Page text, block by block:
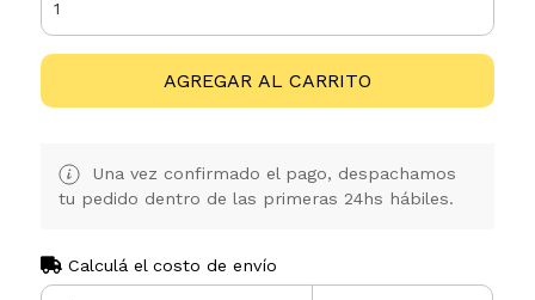
AGREGAR AL CARRITO
Una vez confirmado el pago, despachamos
tu pedido dentro de las primeras 24hs hábiles.
Calculá el costo de envío